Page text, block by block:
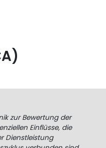
zur Bewertung der
Einflüsse, die
Dienstleistung